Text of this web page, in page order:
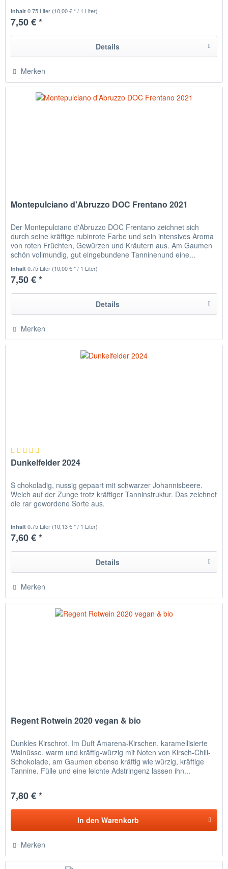
Inhalt0.75 Liter (10,00 € * / 1 Liter)
7,50 € *
Details
Merken
Montepulciano d'Abruzzo DOC Frentano 2021
Der Montepulciano d'Abruzzo DOC Frentano zeichnet sich
durch seine kräftige rubinrote Farbe und sein intensives Aroma
von roten Früchten, Gewürzen und Kräutern aus. Am Gaumen
schön vollmundig, gut eingebundene Tanninenund eine...
Inhalt0.75 Liter (10,00 € * / 1 Liter)
7,50 € *
Details
Merken
Dunkelfelder 2024
S chokoladig, nussig gepaart mit schwarzer Johannisbeere.
Weich auf der Zunge trotz kräftiger Tanninstruktur. Das zeichnet
die rar gewordene Sorte aus.
Inhalt0.75 Liter (10,13 € * / 1 Liter)
7,60 € *
Details
Merken
Regent Rotwein 2020 vegan & bio
Dunkles Kirschrot. Im Duft Amarena-Kirschen, karamellisierte
Walnüsse, warm und kräftig-würzig mit Noten von Kirsch-Chili-
Schokolade, am Gaumen ebenso kräftig wie würzig, kräftige
Tannine. Fülle und eine leichte Adstringenz lassen ihn...
7,80 € *
In den Warenkorb
Merken